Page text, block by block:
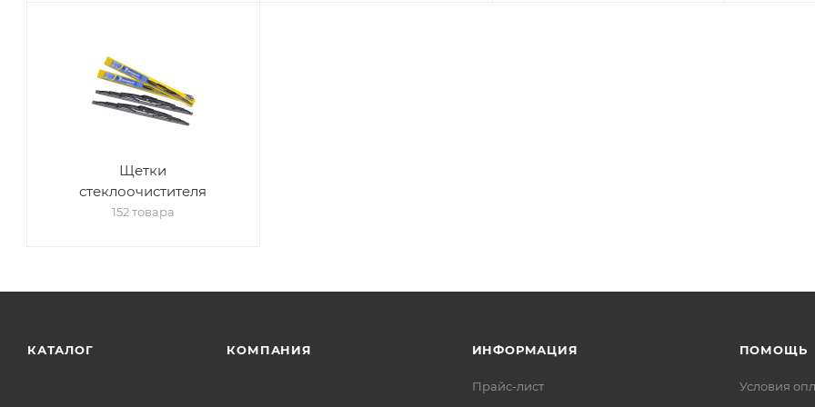
Щетки
стеклоочистителя
152 товара
КАТАЛОГ КОМПАНИЯ ИНФОРМАЦИЯ
Прайс-лист
ПОМОЩЬ
Условия